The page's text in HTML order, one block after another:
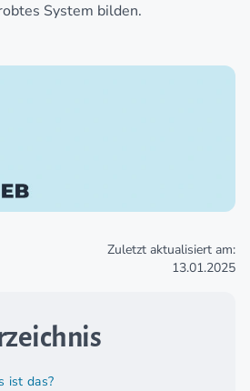
System bilden.
Zuletzt aktualisiert am:
13.01.2025
ist das?